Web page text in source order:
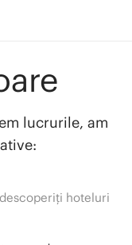
lucrurile, am
hoteluri